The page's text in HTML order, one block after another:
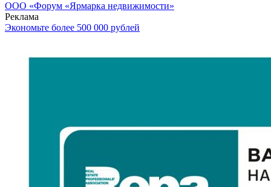
ООО «Форум «Ярмарка недвижимости»
Реклама
Экономьте более 500 000 рублей